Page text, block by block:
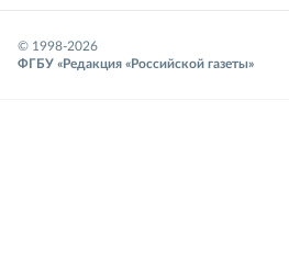
© 1998-2026
ФГБУ «Редакция «Российской газеты»